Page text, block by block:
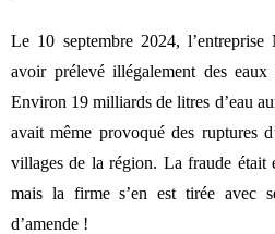
Le 10 septembre 2024, l’entreprise
avoir prélevé illégalement des eaux
Environ 19 milliards de litres d’eau
avait même provoqué des ruptures
villages de la région. La fraude était
mais la firme s’en est tirée avec
d’amende !